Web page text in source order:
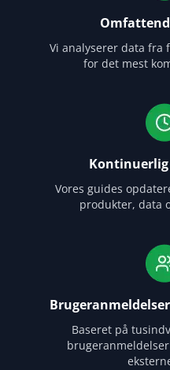
Vi analyserer data fra
for det mest
Vores guides
produkter, data
Baseret på